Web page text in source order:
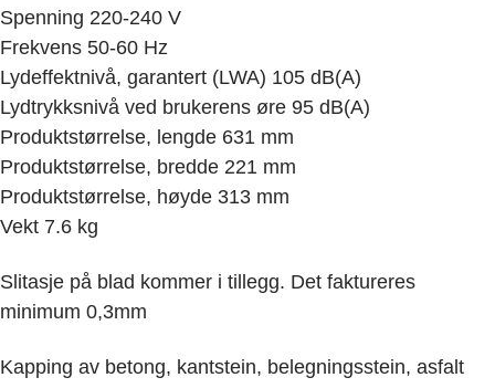
Spenning 220-240 V
Frekvens 50-60 Hz
Lydeffektnivå, garantert (LWA) 105 dB(A)
Lydtrykksnivå ved brukerens øre 95 dB(A)
Produktstørrelse, lengde 631 mm
Produktstørrelse, bredde 221 mm
Produktstørrelse, høyde 313 mm
Vekt 7.6 kg
Slitasje på blad kommer i tillegg. Det faktureres
minimum 0,3mm
Kapping av betong, kantstein, belegningsstein, asfalt